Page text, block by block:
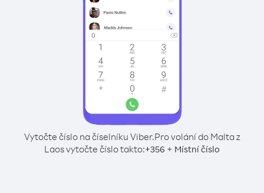
Vytočte číslo na číselníku Viber.Pro volání do Malta z
Laos vytočte číslo takto:+356 + Místní číslo